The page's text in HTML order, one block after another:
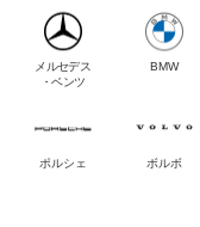
メルセデス
・ベンツ
BMW
ポルシェ ボルボ